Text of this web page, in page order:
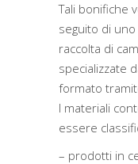
Tali bonifiche
seguito di
raccolta di
specializzate
formato
I materiali
essere
– prodotti in